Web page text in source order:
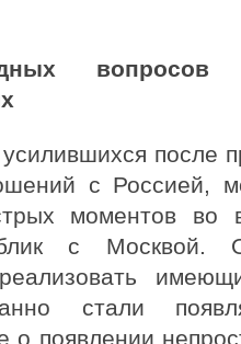
вопросов
после
с Россией,
моментов во
с
стали
о появлении